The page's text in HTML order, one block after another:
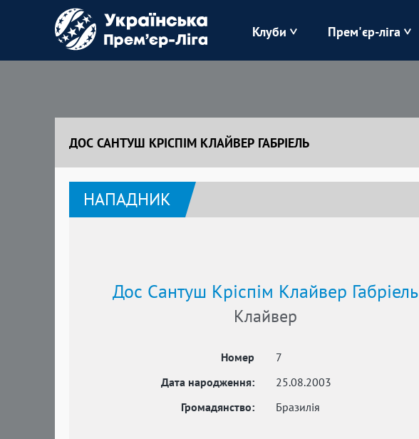
Клуби
Зоря Карпати
Полісся
Прем'єр-ліга
ДОС САНТУШ КРІСПІМ КЛАЙВЕР ГАБРІЕЛЬ
НАПАДНИК
Дос Сантуш Кріспім Клайвер Габріель
Клайвер
Номер
7
Дата народження:
25.08.2003
Громадянство:
Бразилія